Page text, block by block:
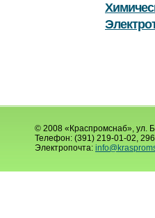
© 2008 «Краспромснаб», ул.
Телефон: (391) 219-01-02,
Электропочта: